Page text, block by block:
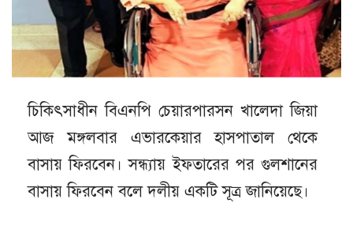
চিকিৎসাধীন বিএনপি চেয়ারপারসন খালেদা জিয়া
আজ মঙ্গলবার এভারকেয়ার হাসপাতাল থেকে
বাসায় ফিরবেন। সন্ধ্যায় ইফতারের পর গুলশানের
বাসায় ফিরবেন বলে দলীয় একটি সূত্র জানিয়েছে।